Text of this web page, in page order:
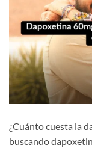
¿Cuánto cuesta la
buscando